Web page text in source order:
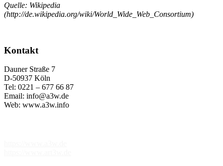
Quelle: Wikipedia
(http://de.wikipedia.org/wiki/World_Wide_Web_Consortium)
Kontakt
Dauner Straße 7
D-50937 Köln
Tel: 0221 – 677 66 87
Email: info@a3w.de
Web: www.a3w.info